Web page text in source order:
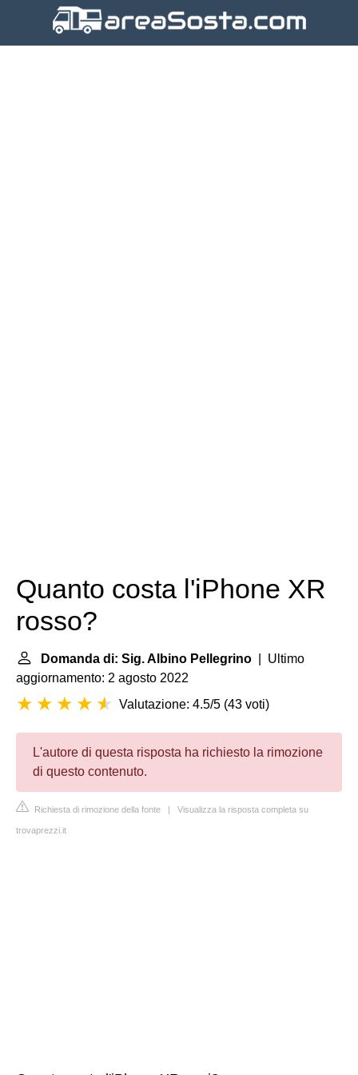
Quanto costa l'iPhone XR
rosso?
Domanda di: Sig. Albino Pellegrino | Ultimo
aggiornamento: 2 agosto 2022
Valutazione: 4.5/5 (43 voti)
L'autore di questa risposta ha richiesto la rimozione
di questo contenuto.
Richiesta di rimozione della fonte | Visualizza la risposta completa su
trovaprezzi.it